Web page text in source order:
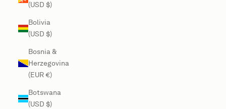
(USD $)
Bolivia
(USD $)
Bosnia &
Herzegovina
(EUR €)
Botswana
(USD $)